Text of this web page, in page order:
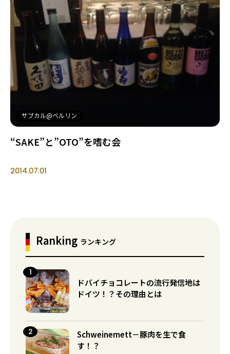
サブカル@ベルリン
“SAKE”と”OTO”を嗜む会
2014.07.01
Ranking ランキング
ドバイチョコレートの流行発信地は
ドイツ！？その理由とは
Schweinemett－豚肉を生で食
す！？